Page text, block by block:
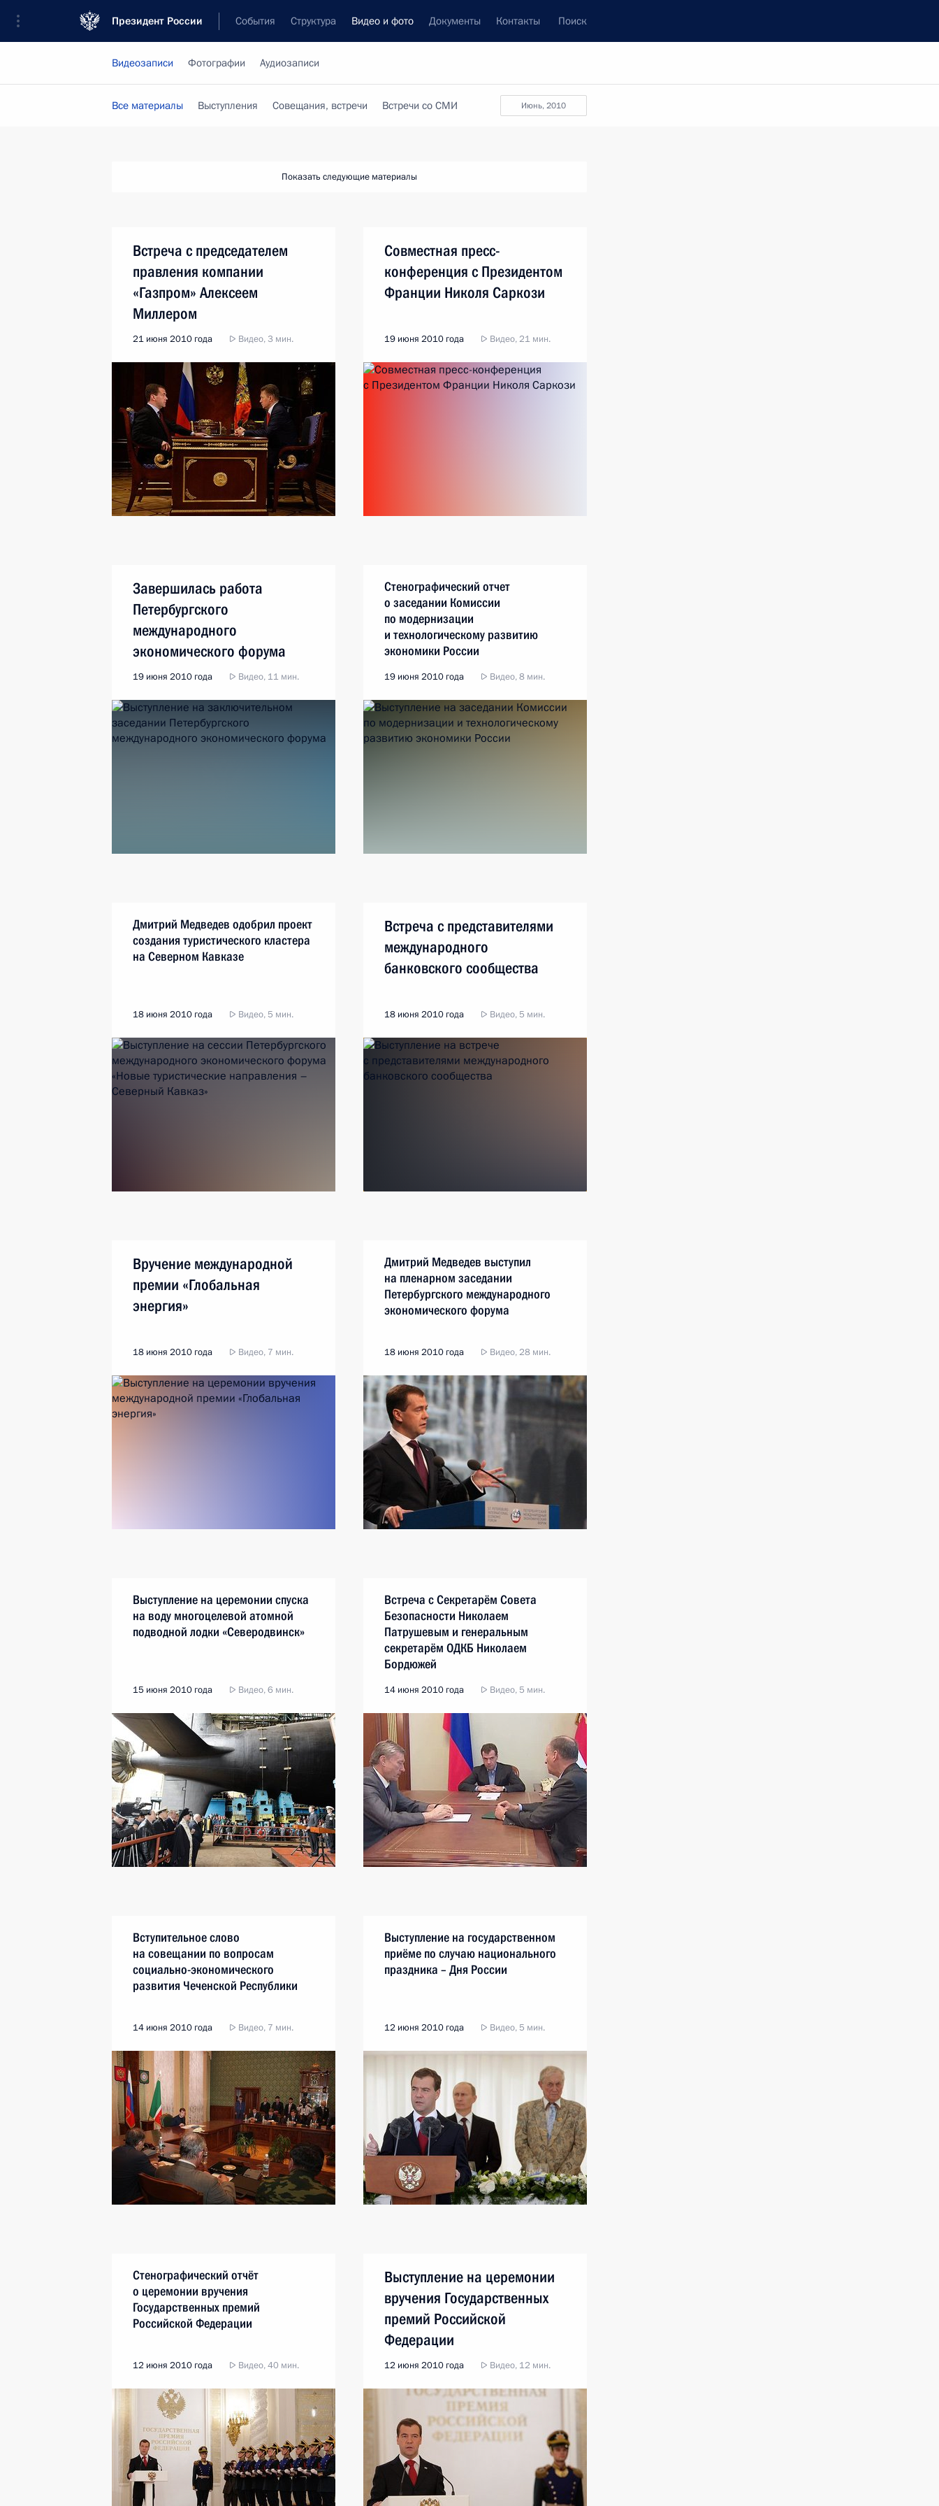
Президент России События Структура Видео и фото Документы Контакты Поиск
Видеозаписи Фотографии Аудиозаписи
июнь, 2010
Все материалы Выступления Совещания, встречи Встречи со СМИ
Показать следующие материалы
Встреча с председателем
правления компании
«Газпром» Алексеем
Миллером
21 июня 2010 года Видео, 3 мин.
Совместная пресс-
конференция с Президентом
Франции Николя Саркози
19 июня 2010 года Видео, 21 мин.
Завершилась работа
Петербургского
международного
экономического форума
19 июня 2010 года Видео, 11 мин.
Стенографический отчет
о заседании Комиссии
по модернизации
и технологическому развитию
экономики России
19 июня 2010 года Видео, 8 мин.
Дмитрий Медведев одобрил проект
создания туристического кластера
на Северном Кавказе
18 июня 2010 года Видео, 5 мин.
Встреча с представителями
международного
банковского сообщества
18 июня 2010 года Видео, 5 мин.
Вручение международной
премии «Глобальная
энергия»
18 июня 2010 года Видео, 7 мин.
Дмитрий Медведев выступил
на пленарном заседании
Петербургского международного
экономического форума
18 июня 2010 года Видео, 28 мин.
Выступление на церемонии спуска
на воду многоцелевой атомной
подводной лодки «Северодвинск»
15 июня 2010 года Видео, 6 мин.
Встреча с Секретарём Совета
Безопасности Николаем
Патрушевым и генеральным
секретарём ОДКБ Николаем
Бордюжей
14 июня 2010 года Видео, 5 мин.
Вступительное слово
на совещании по вопросам
социально-экономического
развития Чеченской Республики
14 июня 2010 года Видео, 7 мин.
Выступление на государственном
приёме по случаю национального
праздника – Дня России
12 июня 2010 года Видео, 5 мин.
Стенографический отчёт
о церемонии вручения
Государственных премий
Российской Федерации
12 июня 2010 года Видео, 40 мин.
Выступление на церемонии
вручения Государственных
премий Российской
Федерации
12 июня 2010 года Видео, 12 мин.